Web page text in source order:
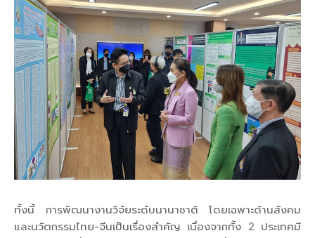
ทั้งนี้ การพัฒนางานวิจัยระดับนานาชาติ โดยเฉพาะด้านสังคม
และนวัตกรรมไทย-จีนเป็นเรื่องสำคัญ เนื่องจากทั้ง 2 ประเทศมี